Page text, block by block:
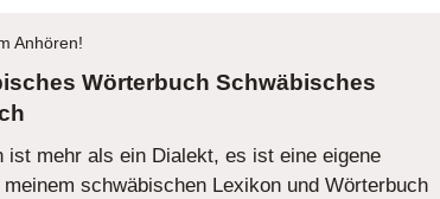
Anhören!
Schwäbisches
ist mehr als ein Dialekt, es ist eine eigene
schwäbischen Lexikon und Wörterbuch